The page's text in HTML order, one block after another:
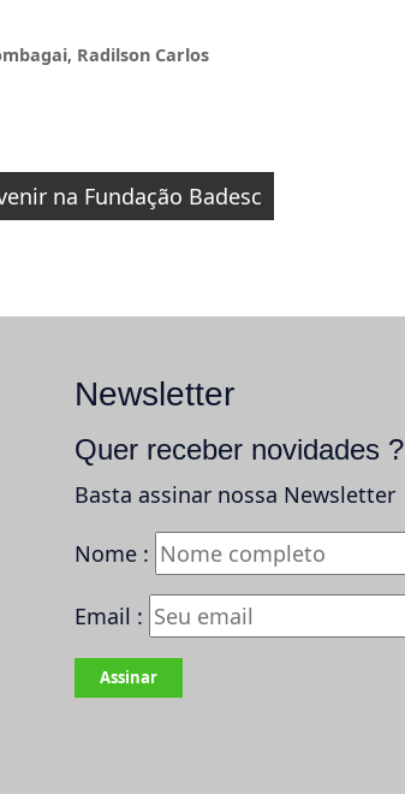
, Radilson Carlos
na Fundação Badesc
Newsletter
Quer receber novidades ?
Basta assinar nossa Newsletter
Nome :
Email :